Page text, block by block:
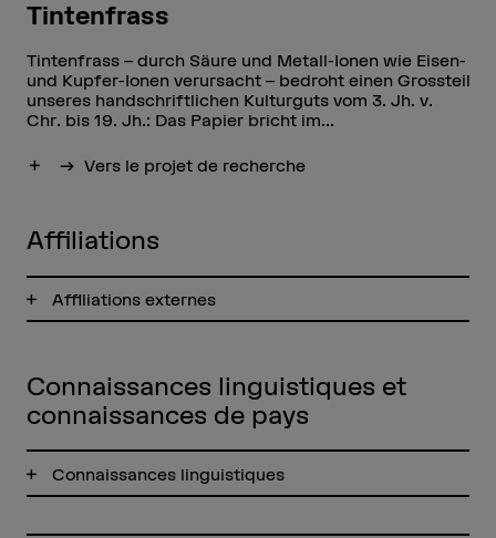
Tintenfrass
Tintenfrass – durch Säure und Metall-Ionen wie Eisen-
und Kupfer-Ionen verursacht – bedroht einen Grossteil
unseres handschriftlichen Kulturguts vom 3. Jh. v.
Chr. bis 19. Jh.: Das Papier bricht im...
Afficher plus
Vers le projet de recherche
Affiliations
Affiliations externes
Connaissances linguistiques et
connaissances de pays
Connaissances linguistiques